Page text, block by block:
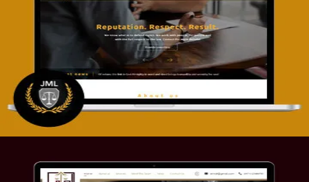
تصميم موقع آل جبار والمزارقة للمحاماة
التفاصيل